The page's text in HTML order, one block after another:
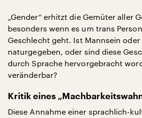
„Gender“ erhitzt die Gemüter aller
besonders wenn es um trans
Geschlecht geht. Ist Mannsein oder
naturgegeben, oder sind diese
durch Sprache hervorgebracht
veränderbar?
Kritik eines
Diese Annahme einer sprachlich-